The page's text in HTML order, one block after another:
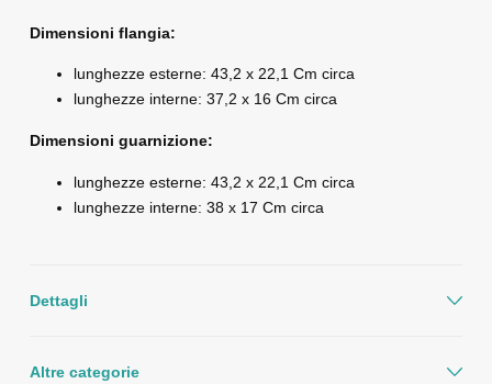
Dimensioni flangia:
lunghezze esterne: 43,2 x 22,1 Cm circa
lunghezze interne: 37,2 x 16 Cm circa
Dimensioni guarnizione:
lunghezze esterne: 43,2 x 22,1 Cm circa
lunghezze interne: 38 x 17 Cm circa
Dettagli
Altre categorie